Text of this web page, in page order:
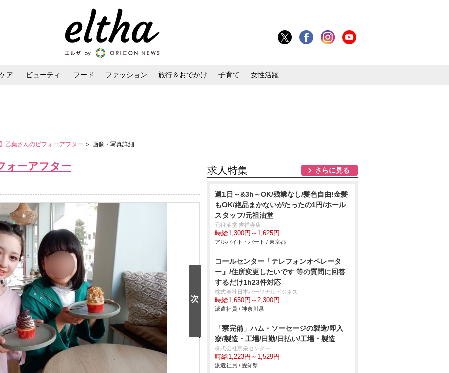
ア ビューティ フード ファッション 旅行＆おでかけ 子育て 女性活躍
乙葉さんのビフォーアフター ＞ 画像・写真詳細
ォーアフター 求人特集 さらに見る
週1日～&3h～OK/残業なし/髪色自由!金髪
もOK/絶品まかないがたったの1円/ホール
スタッフ/元祖油堂
元祖油堂 吉祥寺店
時給1,300円～1,625円
アルバイト・パート / 東京都
コールセンター「テレフォンオペレータ
ー」/住所変更したいです 等の質問に回答
するだけ1h23件対応
株式会社日本パーソナルビジネス
時給1,650円～2,300円
派遣社員 / 神奈川県
「寮完備」ハム・ソーセージの製造/即入
寮/製造・工場/日勤/日払い/工場・製造
株式会社京栄センター
時給1,223円～1,529円
派遣社員 / 愛知県